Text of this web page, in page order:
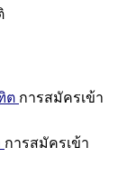
ต การสมัครเข้า
การสมัครเข้า